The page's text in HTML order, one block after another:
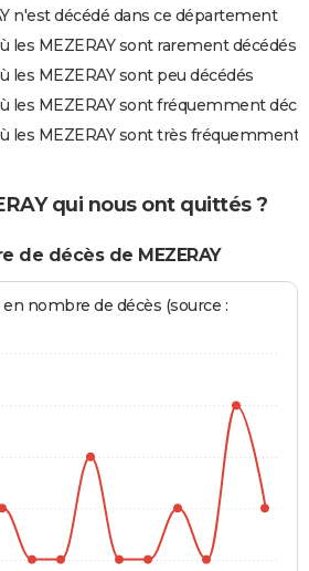
n'est décédé dans ce département
les MEZERAY sont rarement décédés
les MEZERAY sont peu décédés
les MEZERAY sont fréquemment
les MEZERAY sont très fréquemment
qui nous ont quittés ?
de décès de MEZERAY
nombre de décès (source :